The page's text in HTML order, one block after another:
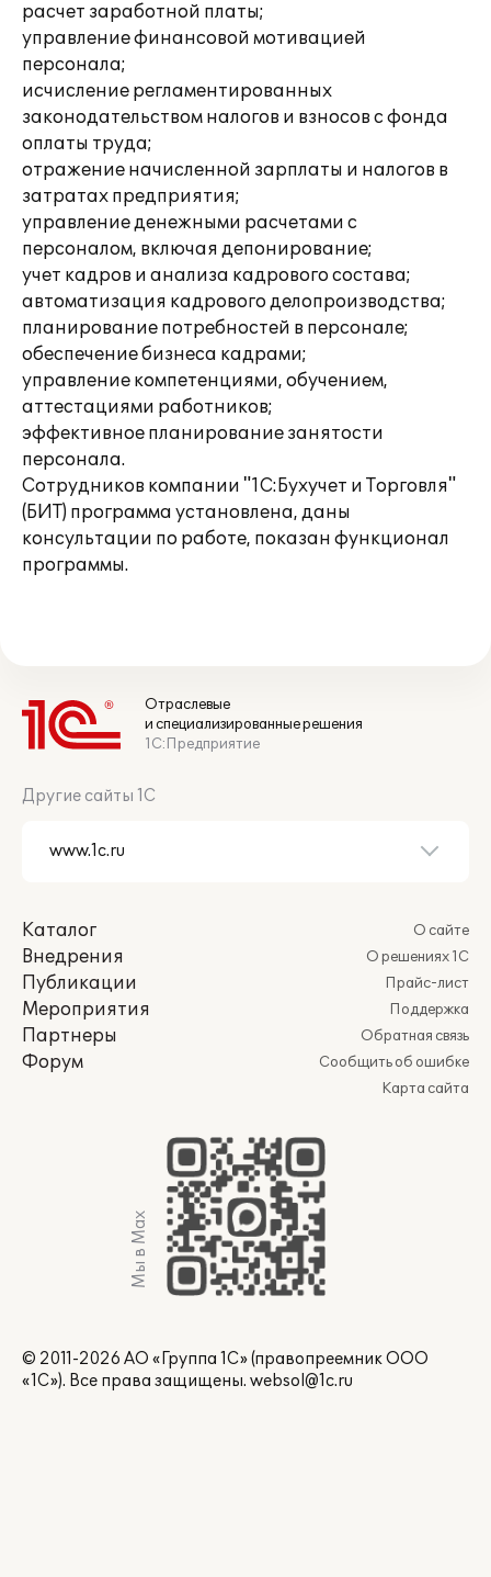
расчет заработной платы;
управление финансовой мотивацией
персонала;
исчисление регламентированных
законодательством налогов и взносов с фонда
оплаты труда;
отражение начисленной зарплаты и налогов в
затратах предприятия;
управление денежными расчетами с
персоналом, включая депонирование;
учет кадров и анализа кадрового состава;
автоматизация кадрового делопроизводства;
планирование потребностей в персонале;
обеспечение бизнеса кадрами;
управление компетенциями, обучением,
аттестациями работников;
эффективное планирование занятости
персонала.
Сотрудников компании "1С:Бухучет и Торговля"
(БИТ) программа установлена, даны
консультации по работе, показан функционал
программы.
Отраслевые
и специализированные решения
1С:Предприятие
Другие сайты 1С
Каталог
Внедрения
Публикации
Мероприятия
Партнеры
Форум
О сайте
О решениях 1С
Прайс-лист
Поддержка
Обратная связь
Сообщить об ошибке
Карта сайта
Мы в Max
© 2011-2026 АО «Группа 1С» (правопреемник ООО
«1С»). Все права защищены. websol@1c.ru